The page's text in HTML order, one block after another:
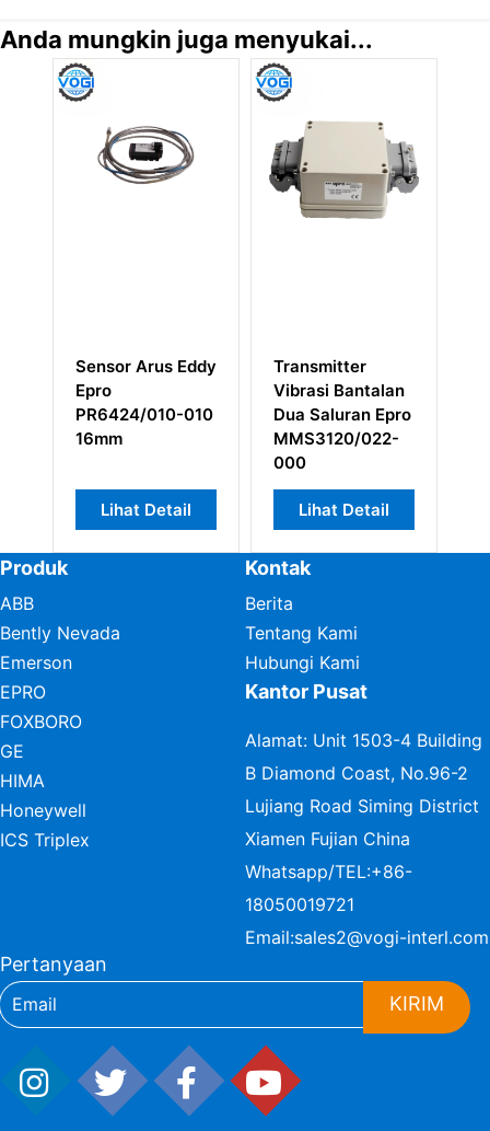
Anda mungkin juga menyukai...
Bantalan
Saluran Epro
022-
Konverter LVDT
EPRO A6500-LC
EPRO
PR9268/017-
Sensor Arus
Produk
ABB
Bently Nevada
Emerson
EPRO
FOXBORO
GE
HIMA
Honeywell
ICS Triplex
Kontak
Berita
Tentang Kami
Hubungi Kami
Kantor Pusat
Alamat: Unit 1503-4 Building
B Diamond Coast, No.96-2
Lujiang Road Siming District
Xiamen Fujian China
Whatsapp/TEL:+86-
18050019721
Email:sales2@vogi-interl.com
Pertanyaan
KIRIM